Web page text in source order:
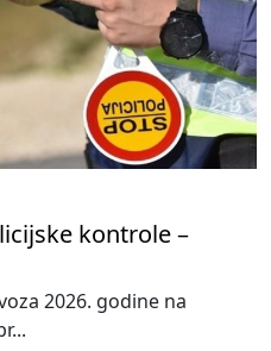
kontrole –
2026. godine na